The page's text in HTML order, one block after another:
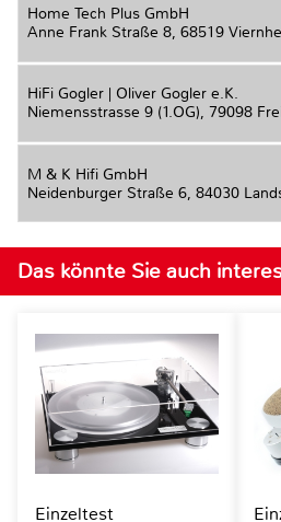
Home Tech Plus GmbH
Anne Frank Straße 8, 68519
HiFi Gogler | Oliver Gogler e.K.
Niemensstrasse 9 (1.OG), 79098
M & K Hifi GmbH
Neidenburger Straße 6, 84030
Das könnte Sie auch
Einzeltest